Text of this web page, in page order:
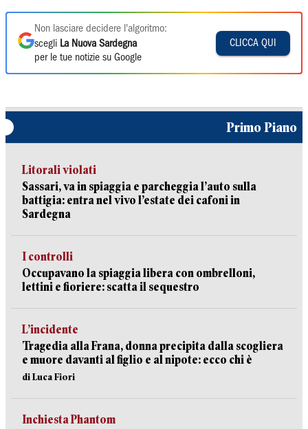
Non lasciare decidere l'algoritmo:
scegli La Nuova Sardegna
per le tue notizie su Google
CLICCA QUI
Primo Piano
Litorali violati
Sassari, va in spiaggia e parcheggia l’auto sulla
battigia: entra nel vivo l’estate dei cafoni in
Sardegna
I controlli
Occupavano la spiaggia libera con ombrelloni,
lettini e fioriere: scatta il sequestro
L’incidente
Tragedia alla Frana, donna precipita dalla scogliera
e muore davanti al figlio e al nipote: ecco chi è
di Luca Fiori
Inchiesta Phantom